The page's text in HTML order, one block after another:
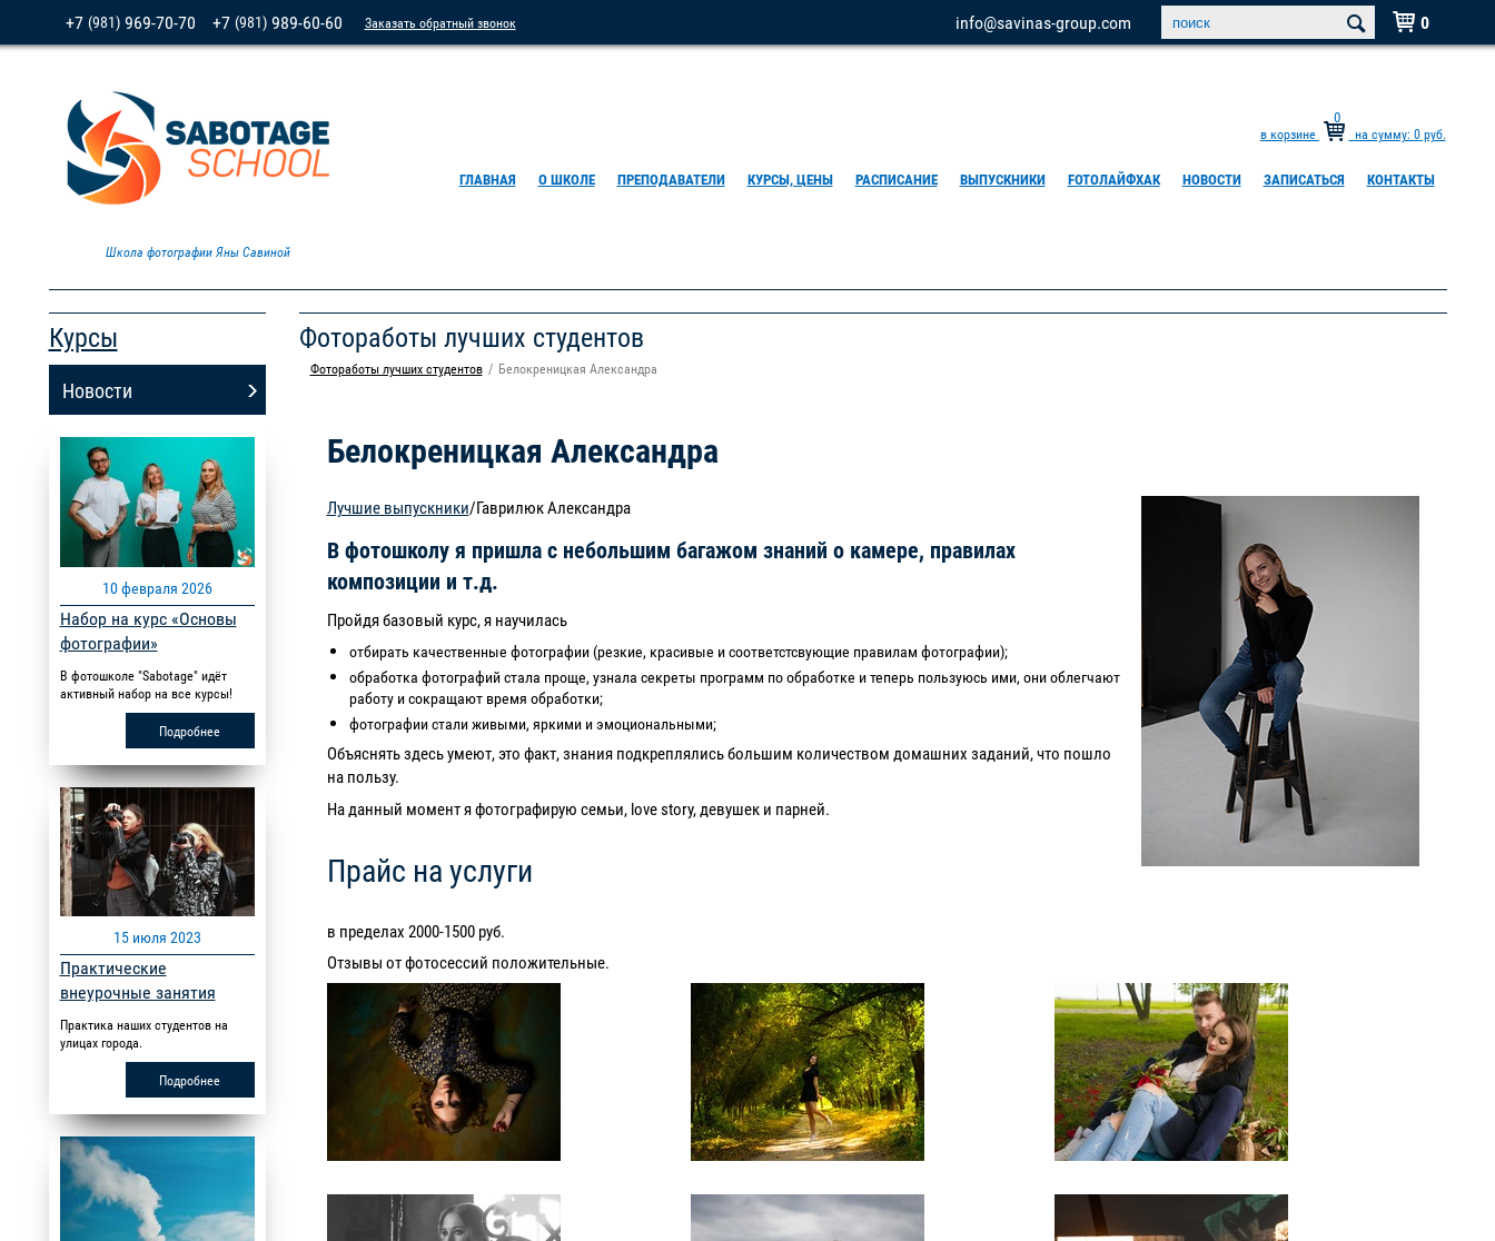
 0
+7 (981)969-70-70 +7 (981)989-60-60 Заказать обратный звонок info@savinas-group.com
Школа фотографии Яны Савиной
в корзине
0
на сумму: 0руб.
ГЛАВНАЯ О ШКОЛЕ ПРЕПОДАВАТЕЛИ КУРСЫ, ЦЕНЫ РАСПИСАНИЕ ВЫПУСКНИКИ FOTOЛАЙФХАК НОВОСТИ ЗАПИСАТЬСЯ КОНТАКТЫ
Курсы
Новости
10 февраля 2026
Набор на курс «Основы
фотографии»
В фотошколе "Sabotage" идёт
активный набор на все курсы!
Подробнее
15 июля 2023
Практические
внеурочные занятия
Практика наших студентов на
улицах города.
Подробнее
Фотоработы лучших студентов
Фотоработы лучших студентов Белокреницкая Александра
Белокреницкая Александра
Лучшие выпускники/Гаврилюк Александра
В фотошколу я пришла с небольшим багажом знаний о камере, правилах
композиции и т.д.
Пройдя базовый курс, я научилась
отбирать качественные фотографии (резкие, красивые и соответстсвующие правилам фотографии);
обработка фотографий стала проще, узнала секреты программ по обработке и теперь пользуюсь ими, они облегчают
работу и сокращают время обработки;
фотографии стали живыми, яркими и эмоциональными;
Объяснять здесь умеют, это факт, знания подкреплялись большим количеством домашних заданий, что пошло
на пользу.
На данный момент я фотографирую семьи, love story, девушек и парней.
Прайс на услуги
в пределах 2000-1500 руб.
Отзывы от фотосессий положительные.